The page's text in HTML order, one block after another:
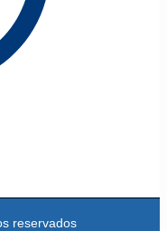
reservados